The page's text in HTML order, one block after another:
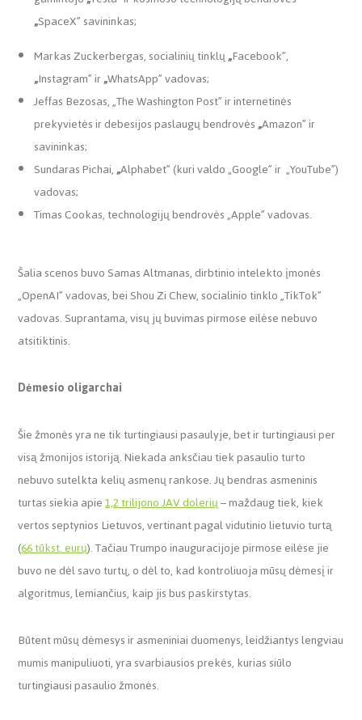
„SpaceX” savininkas;
Markas Zuckerbergas, socialinių tinklų„Facebook”,
„Instagram” ir„WhatsApp” vadovas;
Jeffas Bezosas,„The Washington Post” ir internetinės
prekyvietės ir debesijos paslaugų bendrovės„Amazon” ir
savininkas;
Sundaras Pichai,„Alphabet” (kuri valdo„Google” ir„YouTube”)
vadovas;
Timas Cookas, technologijų bendrovės„Apple” vadovas.
Šalia scenos buvo Samas Altmanas, dirbtinio intelekto įmonės
„OpenAI” vadovas, bei Shou Zi Chew, socialinio tinklo„TikTok”
vadovas. Suprantama, visų jų buvimas pirmose eilėse nebuvo
atsitiktinis.
Dėmesio oligarchai
Šie žmonės yra ne tik turtingiausi pasaulyje, bet ir turtingiausi per
visą žmonijos istoriją. Niekada anksčiau tiek pasaulio turto
nebuvo sutelkta kelių asmenų rankose. Jų bendras asmeninis
turtas siekia apie1,2 trilijono JAV dolerių– maždaug tiek, kiek
vertos septynios Lietuvos, vertinant pagal vidutinio lietuvio turtą
(66 tūkst. eurų). Tačiau Trumpo inauguracijoje pirmose eilėse jie
buvo ne dėl savo turtų, o dėl to, kad kontroliuoja mūsų dėmesį ir
algoritmus, lemiančius, kaip jis bus paskirstytas.
Būtent mūsų dėmesys ir asmeniniai duomenys, leidžiantys lengviau
mumis manipuliuoti, yra svarbiausios prekės, kurias siūlo
turtingiausi pasaulio žmonės.